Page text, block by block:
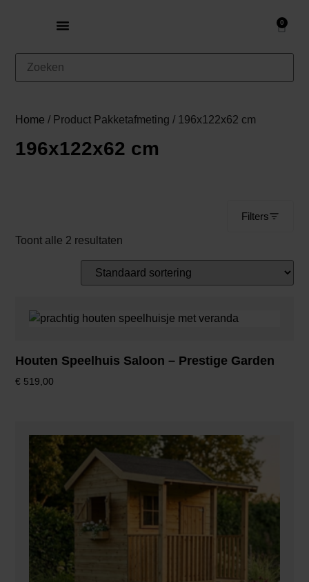
0
Home / Product Pakketafmeting / 196x122x62 cm
196x122x62 cm
Filters
Toont alle 2 resultaten
Houten Speelhuis Saloon – Prestige Garden
€ 519,00